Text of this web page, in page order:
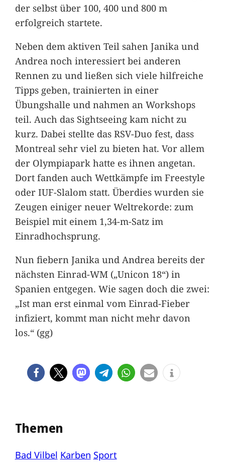
der selbst über 100, 400 und 800 m
erfolgreich startete.
Neben dem aktiven Teil sahen Janika und
Andrea noch interessiert bei anderen
Rennen zu und ließen sich viele hilfreiche
Tipps geben, trainierten in einer
Übungshalle und nahmen an Workshops
teil. Auch das Sightseeing kam nicht zu
kurz. Dabei stellte das RSV-Duo fest, dass
Montreal sehr viel zu bieten hat. Vor allem
der Olympiapark hatte es ihnen angetan.
Dort fanden auch Wettkämpfe im Freestyle
oder IUF-Slalom statt. Überdies wurden sie
Zeugen einiger neuer Weltrekorde: zum
Beispiel mit einem 1,34-m-Satz im
Einradhochsprung.
Nun fiebern Janika und Andrea bereits der
nächsten Einrad-WM („Unicon 18“) in
Spanien entgegen. Wie sagen doch die zwei:
„Ist man erst einmal vom Einrad-Fieber
infiziert, kommt man nicht mehr davon
los.“ (gg)
Themen
Bad Vilbel Karben Sport